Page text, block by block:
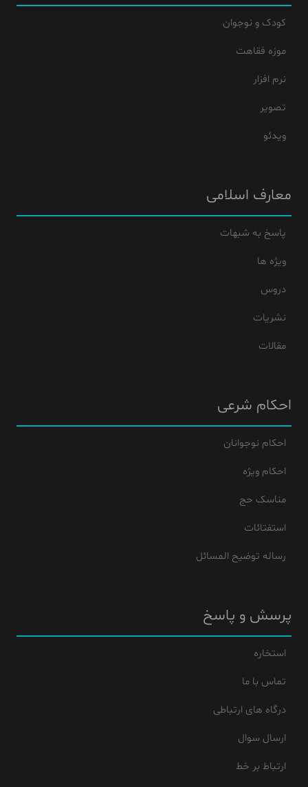
کودک و نوجوان
موزه فقاهت
نرم افزار
تصویر
ویدئو
معارف اسلامی
پاسخ به شبهات
ویژه ها
دروس
نشریات
مقالات
احکام شرعی
احکام نوجوانان
احکام ویژه
مناسک حج
استفتائات
رساله توضیح المسائل
پرسش و پاسخ
استخاره
تماس با ما
درگاه های ارتباطی
ارسال سوال
ارتباط بر خط